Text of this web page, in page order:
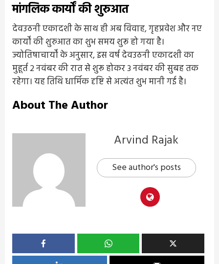
मांगलिक कार्यों की शुरुआत
देवउठनी एकादशी के साथ ही अब विवाह, गृहप्रवेश और नए
कार्यों की शुरुआत का शुभ समय शुरू हो गया है।
ज्योतिषाचार्यों के अनुसार, इस वर्ष देवउठनी एकादशी का
मुहूर्त 2 नवंबर की रात से शुरू होकर 3 नवंबर की सुबह तक
रहेगा। यह तिथि धार्मिक दृष्टि से अत्यंत शुभ मानी गई है।
About The Author
Arvind Rajak
See author's posts